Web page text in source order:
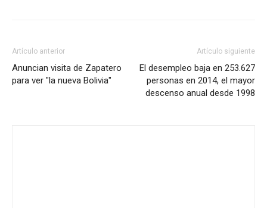
Artículo anterior
Anuncian visita de Zapatero
para ver "la nueva Bolivia"
Artículo siguiente
El desempleo baja en 253.627
personas en 2014, el mayor
descenso anual desde 1998